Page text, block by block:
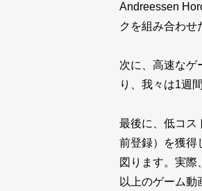
Andreessen
クを組み合わせ
次に、高速なゲ
り、我々は1週
最後に、低コス
前登録）を獲得
図ります。実際
以上のゲーム動